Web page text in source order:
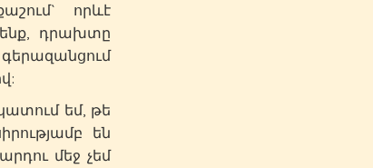
որևէ
դրախտը
եմ, թե
են
մեջ չեմ